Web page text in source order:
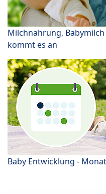
Milchnahrung,
kommt es an
Baby Entwicklung -